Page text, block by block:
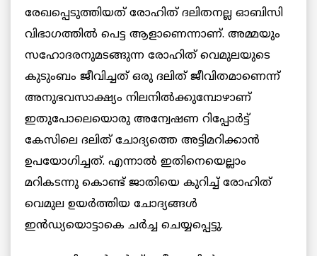
രേഖപ്പെടുത്തിയത് രോഹിത് ദലിതനല്ല ഓബിസി
വിഭാഗത്തിൽ പെട്ട ആളാണെന്നാണ്. അമ്മയും
സഹോദരനുമടങ്ങുന്ന രോഹിത് വെമുലയുടെ
കുടുംബം ജീവിച്ചത് ഒരു ദലിത് ജീവിതമാണെന്ന്
അനുഭവസാക്ഷ്യം നിലനിൽക്കുമ്പോഴാണ്
ഇതുപോലെയൊരു അന്വേഷണ റിപ്പോർട്ട്
കേസിലെ ദലിത് ചോദ്യത്തെ അട്ടിമറിക്കാൻ
ഉപയോഗിച്ചത്. എന്നാൽ ഇതിനെയെല്ലാം
മറികടന്നു കൊണ്ട് ജാതിയെ കുറിച്ച് രോഹിത്
വെമുല ഉയർത്തിയ ചോദ്യങ്ങൾ
ഇൻഡ്യയൊട്ടാകെ ചർച്ച ചെയ്യപ്പെട്ടു.